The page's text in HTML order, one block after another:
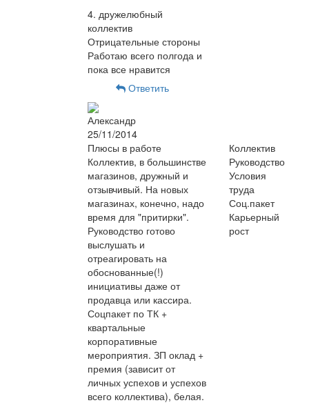
4. дружелюбный
коллектив
Отрицательные стороны
Работаю всего полгода и
пока все нравится
Ответить
Александр
25/11/2014
Плюсы в работе
Коллектив, в большинстве
магазинов, дружный и
отзывчивый. На новых
магазинах, конечно, надо
время для "притирки".
Руководство готово
выслушать и
отреагировать на
обоснованные(!)
инициативы даже от
продавца или кассира.
Соцпакет по ТК +
квартальные
корпоративные
мероприятия. ЗП оклад +
премия (зависит от
личных успехов и успехов
всего коллектива), белая.
Коллектив
Руководство
Условия
труда
Соц.пакет
Карьерный
рост